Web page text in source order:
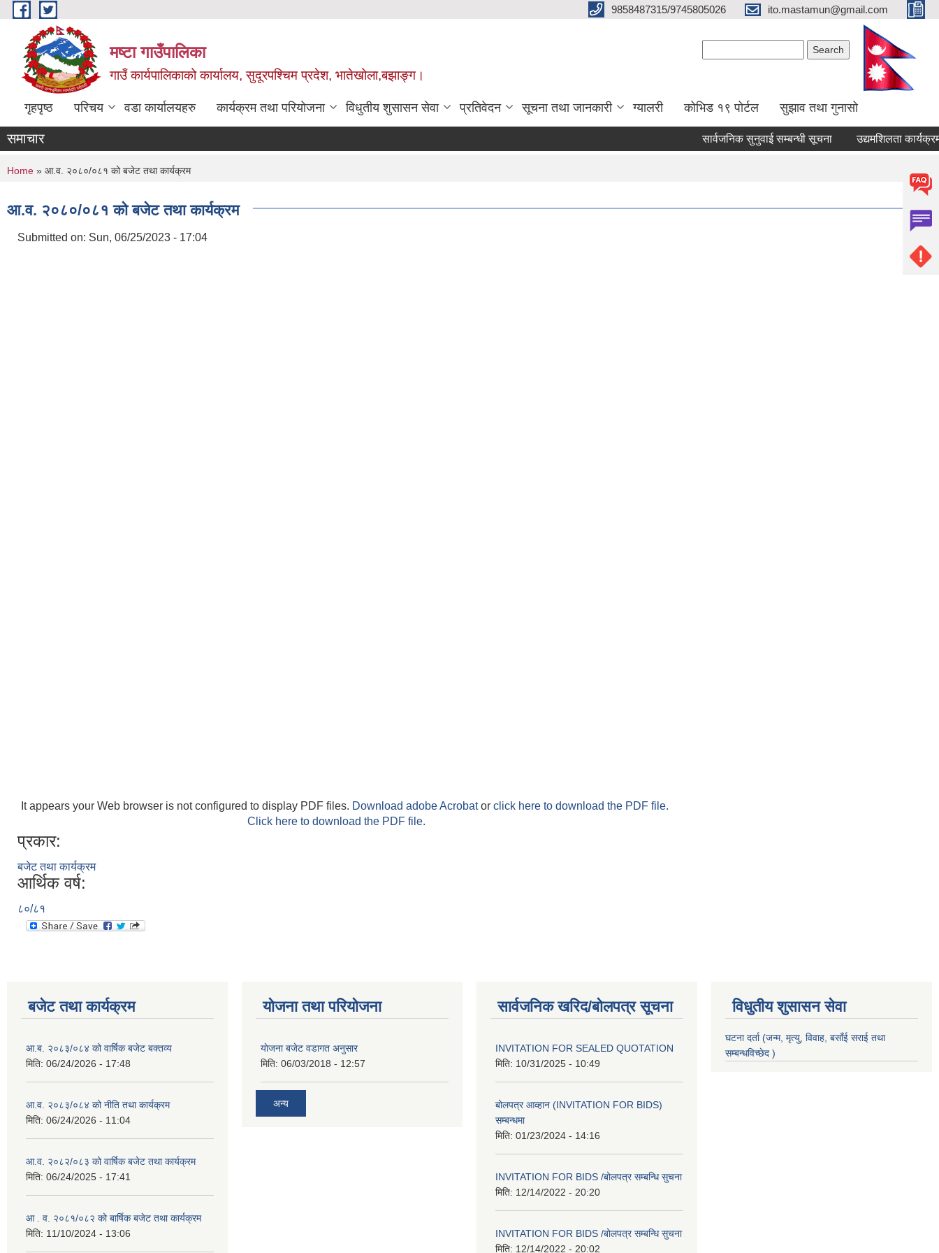
Skip to main content 9858487315/9745805026 ito.mastamun@gmail.com
मष्टा गाउँपालिका
गाउँ कार्यपालिकाको कार्यालय, सुदूरपश्चिम प्रदेश, भातेखोला,बझाङ्ग।
गृहपृष्ठ परिचय वडा कार्यालयहरु कार्यक्रम तथा परियोजना विधुतीय शुसासन सेवा प्रतिवेदन सूचना तथा जानकारी ग्यालरी कोभिड १९ पोर्टल सुझाव तथा गुनासो
समाचार सार्वजनिक सुनुवाई सम्बन्धी सूचना उद्यमशिलता कार्यक्रममा
You are here
Home » आ.व. २०८०/०८१ को बजेट तथा कार्यक्रम
आ.व. २०८०/०८१ को बजेट तथा कार्यक्रम
Submitted on: Sun, 06/25/2023 - 17:04
It appears your Web browser is not configured to display PDF files. Download adobe Acrobator click here to download the PDF file.
Click here to download the PDF file.
प्रकार:
बजेट तथा कार्यक्रम
आर्थिक वर्ष:
८०/८१
बजेट तथा कार्यक्रम
आ.ब. २०८३/०८४ को वार्षिक बजेट बक्तव्य
मिति: 06/24/2026 - 17:48
आ.व. २०८३/०८४ को नीति तथा कार्यक्रम
मिति: 06/24/2026 - 11:04
आ.व. २०८२/०८३ को वार्षिक बजेट तथा कार्यक्रम
मिति: 06/24/2025 - 17:41
आ . व. २०८१/०८२ को बार्षिक बजेट तथा कार्यक्रम
मिति: 11/10/2024 - 13:06
योजना तथा परियोजना
याेजना बजेट वडागत अनुसार
मिति: 06/03/2018 - 12:57
अन्य
सार्वजनिक खरिद/बोलपत्र सूचना
INVITATION FOR SEALED QUOTATION
मिति: 10/31/2025 - 10:49
बोलपत्र आव्हान (INVITATION FOR BIDS)
सम्बन्धमा
मिति: 01/23/2024 - 14:16
INVITATION FOR BIDS /बोलपत्र सम्बन्धि सुचना
मिति: 12/14/2022 - 20:20
INVITATION FOR BIDS /बोलपत्र सम्बन्धि सुचना
मिति: 12/14/2022 - 20:02
विधुतीय शुसासन सेवा
घटना दर्ता (जन्म, मृत्यु, विवाह, बसाँई सराई तथा
सम्बन्धविच्छेद )